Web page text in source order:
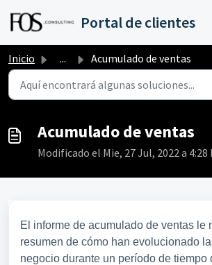
Portal de clientes
Inicio ... Acumulado de ventas
Acumulado de ventas
Modificado el Mie, 27 Jul, 2022 a 4:28
El informe de acumulado de ventas le
resumen de cómo han evolucionado
negocio durante un período de tiempo